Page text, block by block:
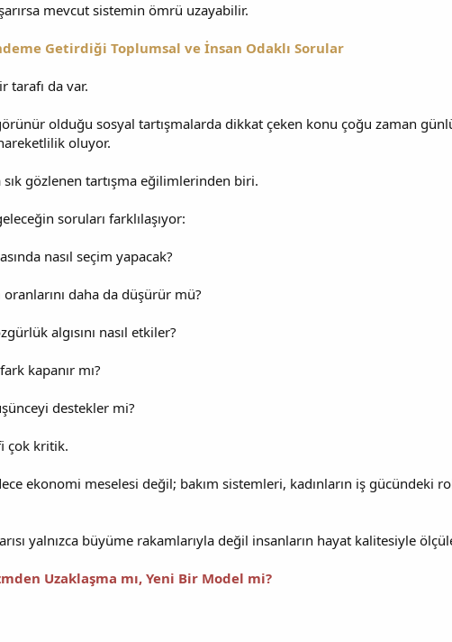
mevcut sistemin ömrü uzayabilir.
Getirdiği Toplumsal ve İnsan Odaklı Sorular
tarafı da var.
görünür olduğu sosyal tartışmalarda dikkat çeken konu çoğu zaman
oluyor.
gözlenen tartışma eğilimlerinden biri.
soruları farklılaşıyor:
nasıl seçim yapacak?
daha da düşürür mü?
algısını nasıl etkiler?
kapanır mı?
destekler mi?
çok kritik.
ekonomi meselesi değil; bakım sistemleri, kadınların iş gücündeki
yalnızca büyüme rakamlarıyla değil insanların hayat kalitesiyle
Uzaklaşma mı, Yeni Bir Model mi?